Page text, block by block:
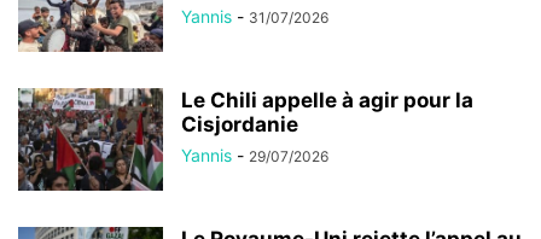
Yannis - 31/07/2026
Le Chili appelle à agir pour la
Cisjordanie
Yannis - 29/07/2026